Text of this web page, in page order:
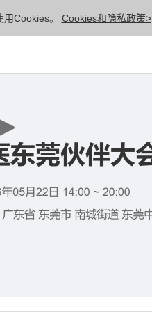
Cookies。 Cookies和隐私政策>